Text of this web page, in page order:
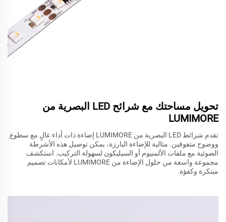
تحويل مساحتك مع شرائح LED البصرية من
LUMIMORE
تقدم شرائط LED البصرية من LUMIMORE إضاءة ذات أداء عالٍ مع سطوع
ووضوح متفوقين. مثالية للإضاءة البارزة، يمكن توصيل هذه الأشرطة
الضوئية مع ملفات الألمنيوم أو السيليكون لسهولة التركيب. استكشف
مجموعة واسعة من حلول الإضاءة من LUMIMORE لأمكانات تصميم
مبتكرة وكفؤة.